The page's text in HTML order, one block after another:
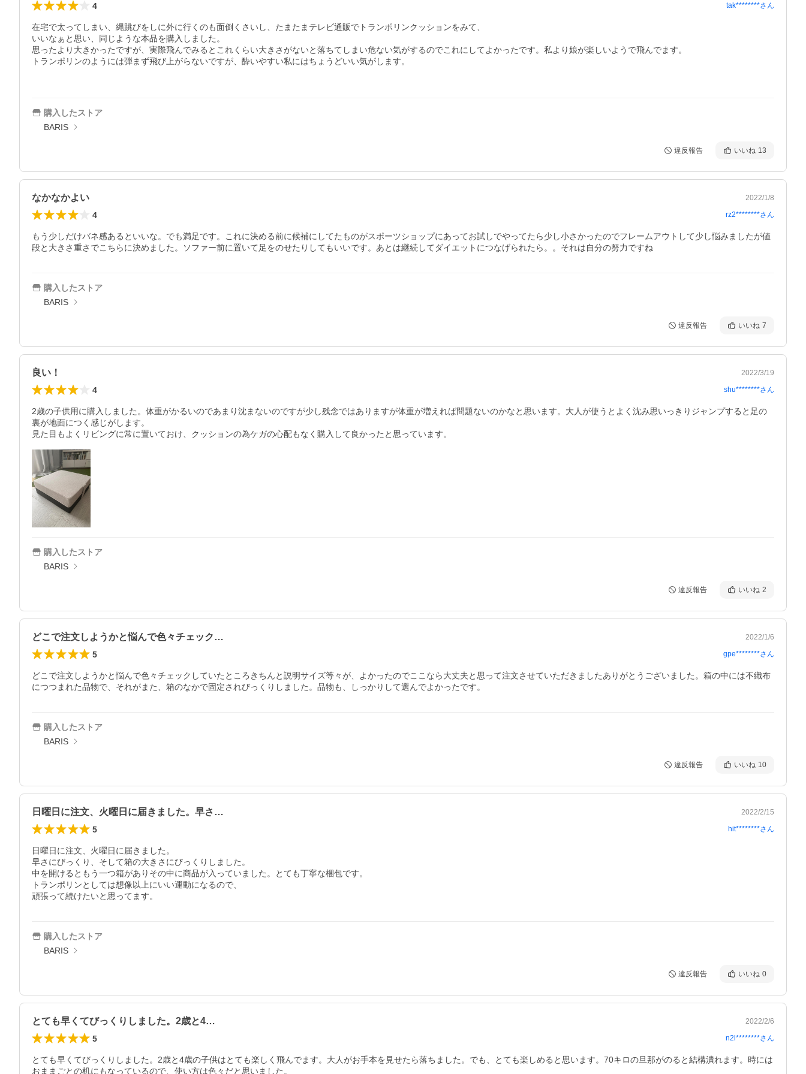
4 tak********さん
在宅で太ってしまい、縄跳びをしに外に行くのも面倒くさいし、たまたまテレビ通販でトランポリンクッションをみて、
いいなぁと思い、同じような本品を購入しました。
思ったより大きかったですが、実際飛んでみるとこれくらい大きさがないと落ちてしまい危ない気がするのでこれにしてよかったです。私より娘が楽しいようで飛んでます。
トランポリンのようには弾まず飛び上がらないですが、酔いやすい私にはちょうどいい気がします。
購入したストア
BARIS
違反報告 いいね 13
なかなかよい 2022/1/8
4 rz2********さん
もう少しだけバネ感あるといいな。でも満足です。これに決める前に候補にしてたものがスポーツショップにあってお試しでやってたら少し小さかったのでフレームアウトして少し悩みましたが値
段と大きさ重さでこちらに決めました。ソファー前に置いて足をのせたりしてもいいです。あとは継続してダイエットにつなげられたら。。それは自分の努力ですね
購入したストア
BARIS
違反報告 いいね 7
良い！ 2022/3/19
4 shu********さん
2歳の子供用に購入しました。体重がかるいのであまり沈まないのですが少し残念ではありますが体重が増えれば問題ないのかなと思います。大人が使うとよく沈み思いっきりジャンプすると足の
裏が地面につく感じがします。
見た目もよくリビングに常に置いておけ、クッションの為ケガの心配もなく購入して良かったと思っています。
購入したストア
BARIS
違反報告 いいね 2
どこで注文しようかと悩んで色々チェック… 2022/1/6
5 gpe********さん
どこで注文しようかと悩んで色々チェックしていたところきちんと説明サイズ等々が、よかったのでここなら大丈夫と思って注文させていただきましたありがとうございました。箱の中には不織布
につつまれた品物で、それがまた、箱のなかで固定されびっくりしました。品物も、しっかりして選んでよかったです。
購入したストア
BARIS
違反報告 いいね 10
日曜日に注文、火曜日に届きました。早さ… 2022/2/15
5 hit********さん
日曜日に注文、火曜日に届きました。
早さにびっくり、そして箱の大きさにびっくりしました。
中を開けるともう一つ箱がありその中に商品が入っていました。とても丁寧な梱包です。
トランポリンとしては想像以上にいい運動になるので、
頑張って続けたいと思ってます。
購入したストア
BARIS
違反報告 いいね 0
とても早くてびっくりしました。2歳と4… 2022/2/6
5 n2l********さん
とても早くてびっくりしました。2歳と4歳の子供はとても楽しく飛んでます。大人がお手本を見せたら落ちました。でも、とても楽しめると思います。70キロの旦那がのると結構潰れます。時には
おままごとの机にもなっているので、使い方は色々だと思いました。